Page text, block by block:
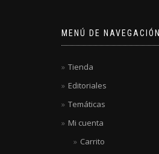
MENÚ DE NAVEGACIÓN
Tienda
Editoriales
Temáticas
Mi cuenta
Carrito